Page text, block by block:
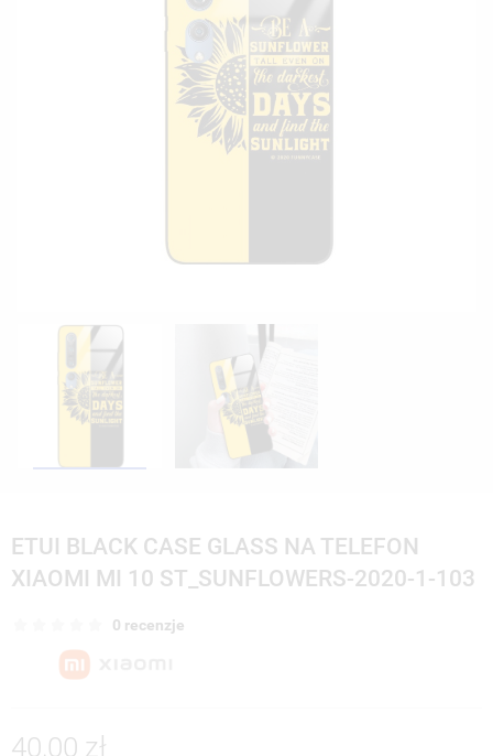
ETUI BLACK CASE GLASS NA TELEFON
XIAOMI MI 10 ST_SUNFLOWERS-2020-1-103
0 recenzje
40,00 zł